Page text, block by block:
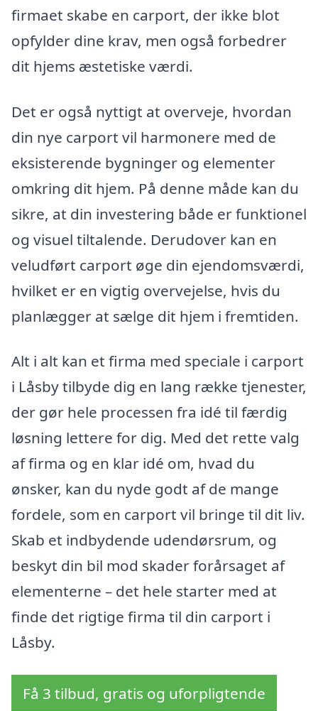
firmaet skabe en carport, der ikke blot
opfylder dine krav, men også forbedrer
dit hjems æstetiske værdi.
Det er også nyttigt at overveje, hvordan
din nye carport vil harmonere med de
eksisterende bygninger og elementer
omkring dit hjem. På denne måde kan du
sikre, at din investering både er funktionel
og visuel tiltalende. Derudover kan en
veludført carport øge din ejendomsværdi,
hvilket er en vigtig overvejelse, hvis du
planlægger at sælge dit hjem i fremtiden.
Alt i alt kan et firma med speciale i carport
i Låsby tilbyde dig en lang række tjenester,
der gør hele processen fra idé til færdig
løsning lettere for dig. Med det rette valg
af firma og en klar idé om, hvad du
ønsker, kan du nyde godt af de mange
fordele, som en carport vil bringe til dit liv.
Skab et indbydende udendørsrum, og
beskyt din bil mod skader forårsaget af
elementerne – det hele starter med at
finde det rigtige firma til din carport i
Låsby.
Få 3 tilbud, gratis og uforpligtende